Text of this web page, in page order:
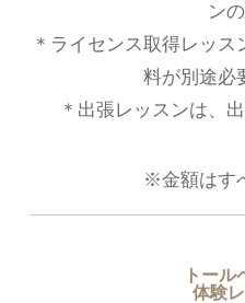
ンの
＊ライセンス取得レッ
料が別途必
＊出張レッスンは、
※金額はす
トール
体験